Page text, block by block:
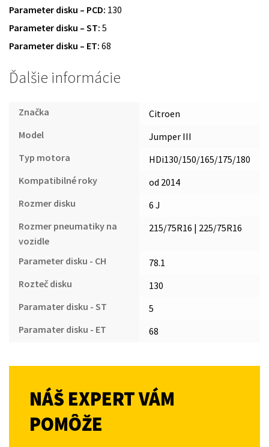
Parameter disku – PCD: 130
Parameter disku – ST: 5
Parameter disku – ET: 68
Ďalšie informácie
Značka
Citroen
Model
Jumper III
Typ motora
HDi130/150/165/175/180
Kompatibilné roky
od 2014
Rozmer disku
6 J
Rozmer pneumatiky na
vozidle
215/75R16 | 225/75R16
Parameter disku - CH
78.1
Rozteč disku
130
Paramater disku - ST
5
Paramater disku - ET
68
NÁŠ EXPERT VÁM
POMÔŽE